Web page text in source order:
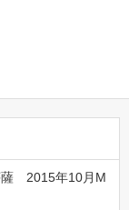
薩 2015年10月M